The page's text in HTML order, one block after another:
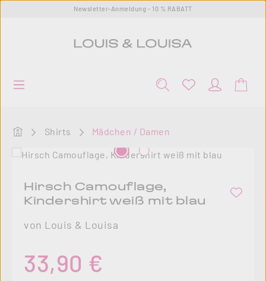
Zum Hauptinhalt springenNewsletter-Anmeldung - 10 % RABATT
Startseite
Shirts
Mädchen / Damen
Bildergalerie überspringen
Hirsch Camouflage,
Kindershirt weiß mit blau
von Louis & Louisa
33,90 €